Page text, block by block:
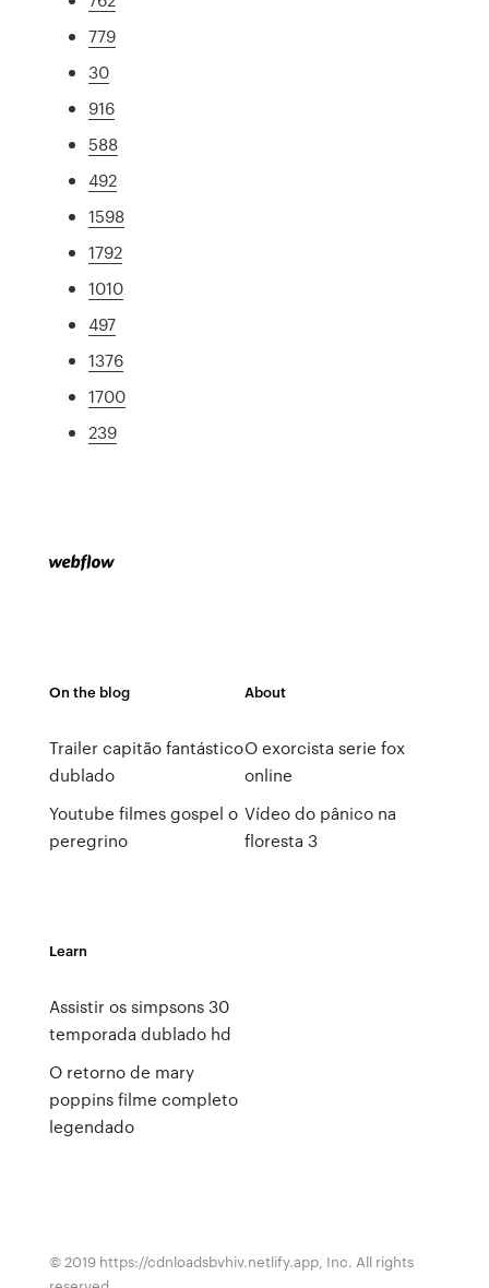
779
30
916
588
492
1598
1792
1010
497
1376
1700
239
On the blog
Trailer capitão fantástico
dublado
Youtube filmes gospel o
peregrino
About
O exorcista serie fox
online
Vídeo do pânico na
floresta 3
Learn
Assistir os simpsons 30
temporada dublado hd
O retorno de mary
poppins filme completo
legendado
© 2019 https://cdnloadsbvhiv.netlify.app, Inc. All rights